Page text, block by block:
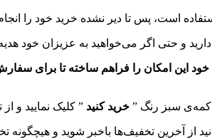
است، پس تا دیر نشده خرید خود را
و حتی اگر می‌خواهيد به عزيزان خود
سبز رنگ ” خريد كنيد ” كليک نماييد و از تخفيف 300 هزار تومانی
از آخرین تخفیف‌ها باخبر شوید و هیچگونه